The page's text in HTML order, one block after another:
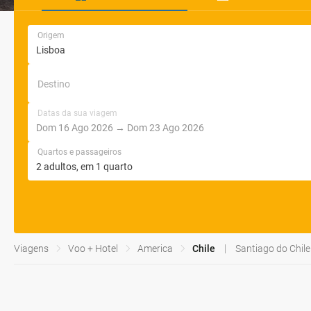
Origem
Destino
Datas da sua viagem
Quartos e passageiros
Viagens Voo + Hotel America Chile Santiago do Chile